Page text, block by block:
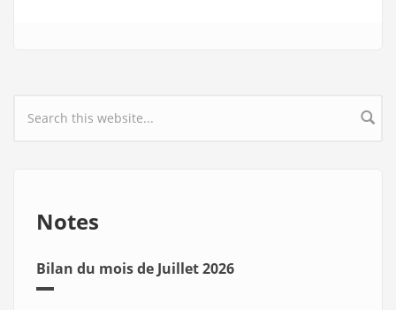
Search form
Notes
Bilan du mois de Juillet 2026